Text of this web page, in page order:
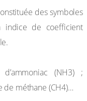
des symboles
indice de coefficient
(NH3) ;
de méthane (CH4)…